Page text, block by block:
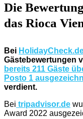
Die
das Rioca
Bei
Gästebewertungen
bereits 211 Gäste
Posto 1
verdient.
Bei tripadvisor.de
Award 2022